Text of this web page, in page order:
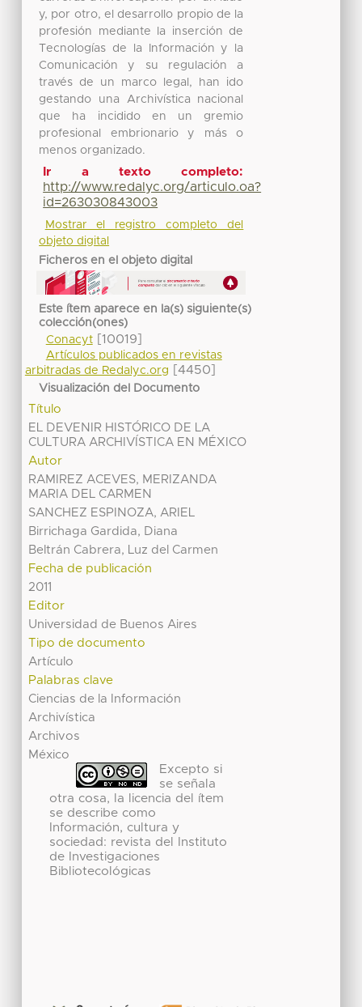
y, por otro, el desarrollo propio de la
profesión mediante la inserción de
Tecnologías de la Información y la
Comunicación y su regulación a
través de un marco legal, han ido
gestando una Archivística nacional
que ha incidido en un gremio
profesional embrionario y más o
menos organizado.
Ir a texto completo:
http://www.redalyc.org/articulo.oa?
id=263030843003
Mostrar el registro completo del
objeto digital
Ficheros en el objeto digital
Este ítem aparece en la(s) siguiente(s)
colección(ones)
Conacyt[10019]
Artículos publicados en revistas
arbitradas de Redalyc.org
[4450]
Visualización del Documento
Título
EL DEVENIR HISTÓRICO DE LA
CULTURA ARCHIVÍSTICA EN MÉXICO
Autor
RAMIREZ ACEVES, MERIZANDA
MARIA DEL CARMEN
SANCHEZ ESPINOZA, ARIEL
Birrichaga Gardida, Diana
Beltrán Cabrera, Luz del Carmen
Fecha de publicación
2011
Editor
Universidad de Buenos Aires
Tipo de documento
Artículo
Palabras clave
Ciencias de la Información
Archivística
Archivos
México
Excepto si
se señala
otra cosa, la licencia del ítem
se describe como
Información, cultura y
sociedad: revista del Instituto
de Investigaciones
Bibliotecológicas